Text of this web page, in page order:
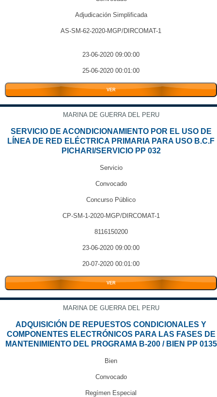
Adjudicación Simplificada
AS-SM-62-2020-MGP/DIRCOMAT-1
23-06-2020 09:00:00
25-06-2020 00:01:00
VER
MARINA DE GUERRA DEL PERU
SERVICIO DE ACONDICIONAMIENTO POR EL USO DE
LÍNEA DE RED ELÉCTRICA PRIMARIA PARA USO B.C.F
PICHARI/SERVICIO PP 032
Servicio
Convocado
Concurso Público
CP-SM-1-2020-MGP/DIRCOMAT-1
8116150200
23-06-2020 09:00:00
20-07-2020 00:01:00
VER
MARINA DE GUERRA DEL PERU
ADQUISICIÓN DE REPUESTOS CONDICIONALES Y
COMPONENTES ELECTRÓNICOS PARA LAS FASES DE
MANTENIMIENTO DEL PROGRAMA B-200 / BIEN PP 0135
Bien
Convocado
Regímen Especial